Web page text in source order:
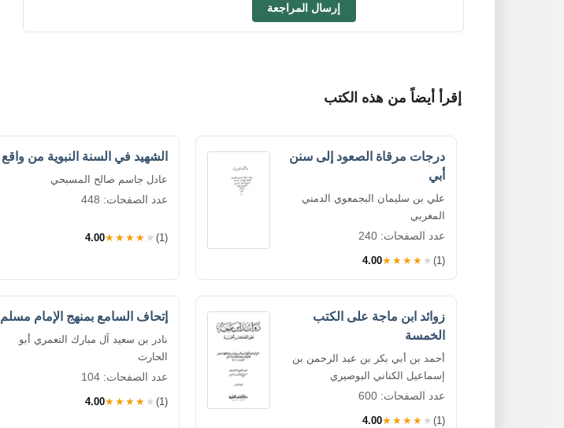
إرسال المراجعة
إقرأ أيضاً من هذه الكتب
درجات مرقاة الصعود إلى سنن
أبي
علي بن سليمان البجمعوي الدمني
المغربي
عدد الصفحات: 240
4.00★★★★★ (1)
الشهيد في السنة النبوية من واقع
عادل جاسم صالح المسبحي
عدد الصفحات: 448
4.00★★★★★ (1)
زوائد ابن ماجة على الكتب
الخمسة
أحمد بن أبي بكر بن عبد الرحمن بن
إسماعيل الكناني البوصيري
عدد الصفحات: 600
4.00★★★★★ (1)
إتحاف السامع بمنهج الإمام مسلم
نادر بن سعيد آل مبارك التعمري أبو
الحارث
عدد الصفحات: 104
4.00★★★★★ (1)